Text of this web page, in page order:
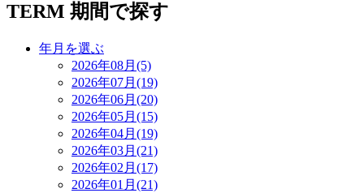
TERM 期間で探す
年月を選ぶ
2026年08月(5)
2026年07月(19)
2026年06月(20)
2026年05月(15)
2026年04月(19)
2026年03月(21)
2026年02月(17)
2026年01月(21)